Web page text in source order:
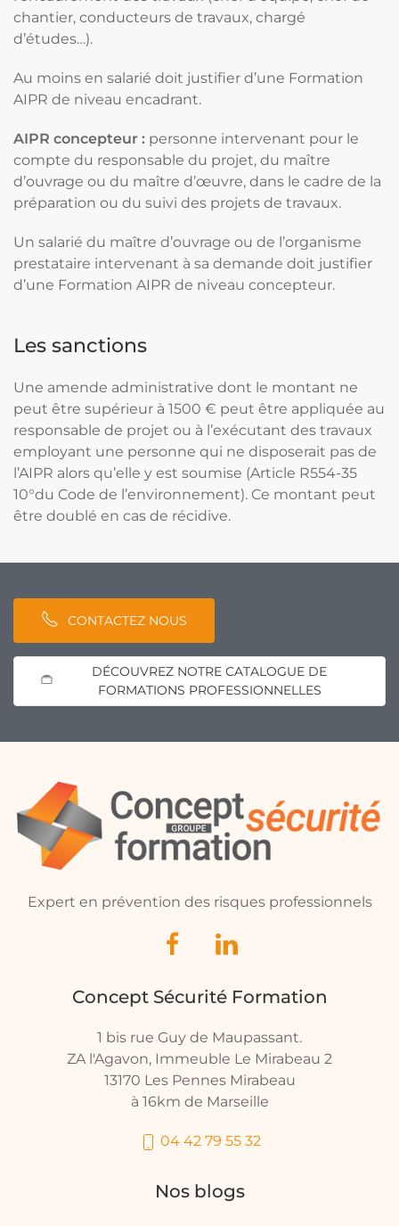
chantier, conducteurs de travaux, chargé
d’études…).
Au moins en salarié doit justifier d’une Formation
AIPR de niveau encadrant.
AIPR concepteur : personne intervenant pour le
compte du responsable du projet, du maître
d’ouvrage ou du maître d’œuvre, dans le cadre de la
préparation ou du suivi des projets de travaux.
Un salarié du maître d’ouvrage ou de l’organisme
prestataire intervenant à sa demande doit justifier
d’une Formation AIPR de niveau concepteur.
Les sanctions
Une amende administrative dont le montant ne
peut être supérieur à 1500 € peut être appliquée au
responsable de projet ou à l’exécutant des travaux
employant une personne qui ne disposerait pas de
l’AIPR alors qu’elle y est soumise (Article R554-35
10°du Code de l’environnement). Ce montant peut
être doublé en cas de récidive.
CONTACTEZ NOUS
DÉCOUVREZ NOTRE CATALOGUE DE
FORMATIONS PROFESSIONNELLES
Expert en prévention des risques professionnels
Concept Sécurité Formation
1 bis rue Guy de Maupassant.
ZA l'Agavon, Immeuble Le Mirabeau 2
13170 Les Pennes Mirabeau
à 16km de Marseille
04 42 79 55 32
Nos blogs